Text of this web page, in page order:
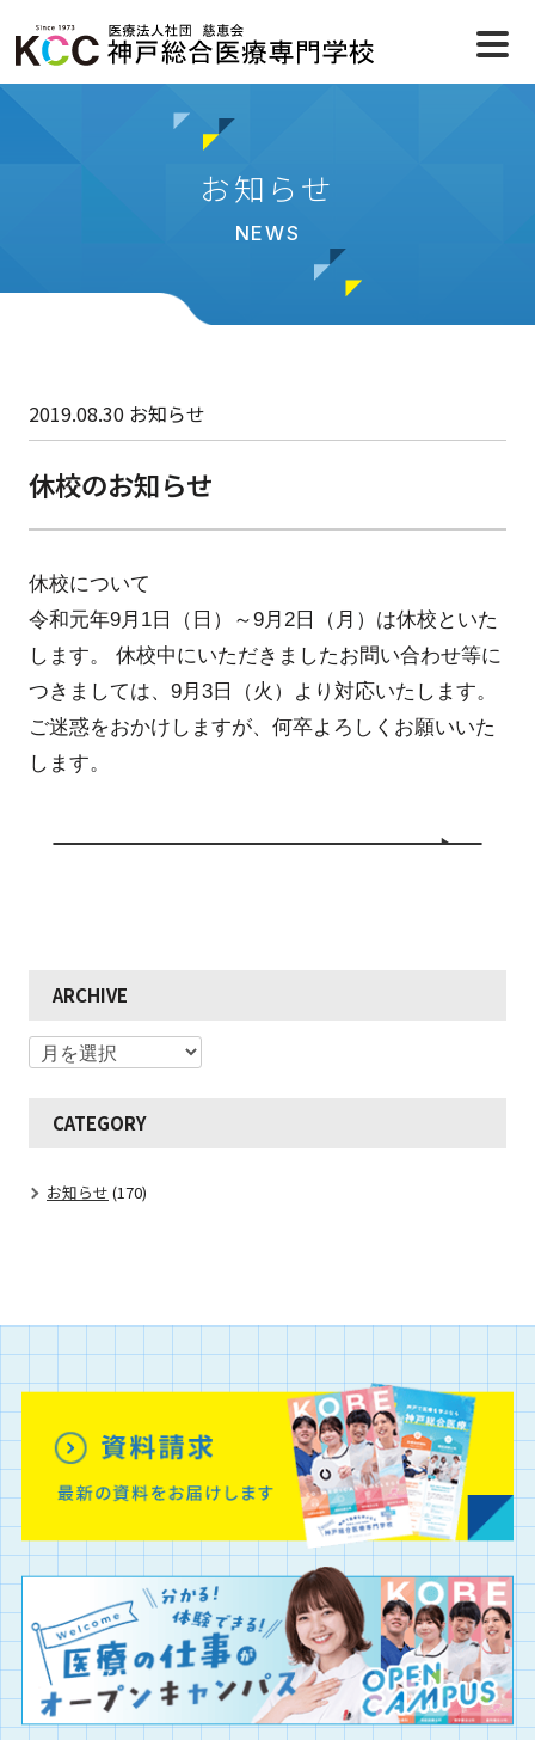
お知らせ
NEWS
2019.08.30 お知らせ
休校のお知らせ
休校について
令和元年9月1日（日）～9月2日（月）は休校といた
します。 休校中にいただきましたお問い合わせ等に
つきましては、9月3日（火）より対応いたします。
ご迷惑をおかけしますが、何卒よろしくお願いいた
します。
ARCHIVE
CATEGORY
お知らせ (170)